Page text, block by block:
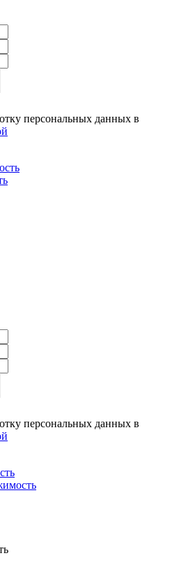
персональных данных в
персональных данных в